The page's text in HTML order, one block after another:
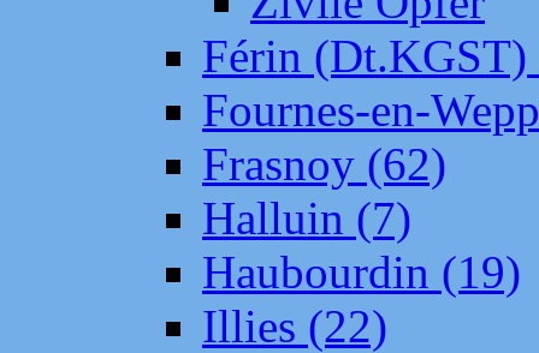
Férin (Dt.KGST)
Fournes-en-
Frasnoy (62)
Halluin (7)
Haubourdin (19)
Illies (22)